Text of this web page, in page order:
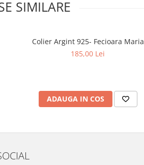
SIMILARE
Colier Argint 925- Fecioara Maria
185,00 Lei
ADAUGA IN COS